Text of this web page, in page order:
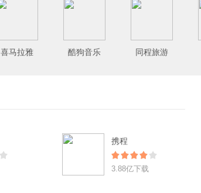
喜马拉雅 酷狗音乐 同程旅游
携程
3.88亿下载